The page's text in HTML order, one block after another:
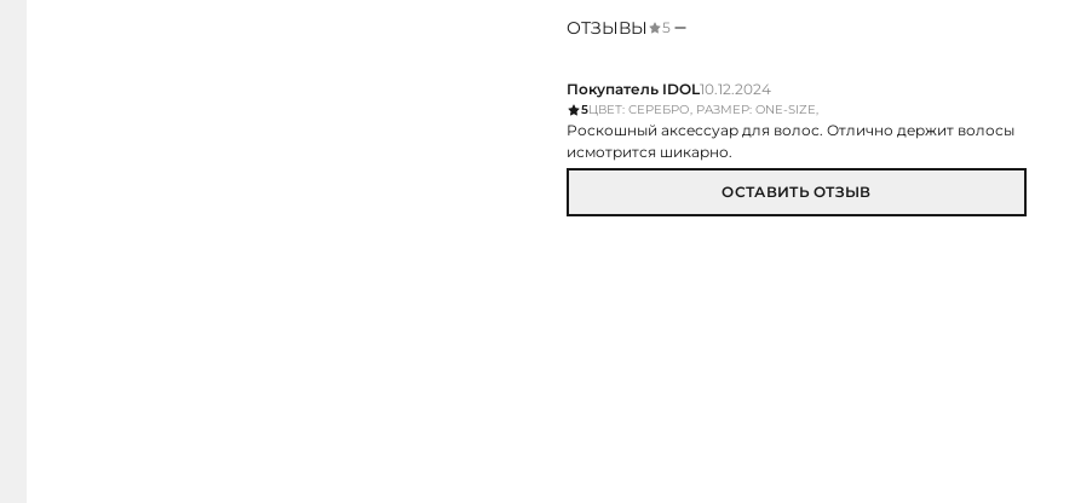
ОТЗЫВЫ 5
Покупатель IDOL10.12.2024
5ЦВЕТ: СЕРЕБРО, РАЗМЕР: ONE-SIZE,
Роскошный аксессуар для волос. Отлично держит волосы
исмотрится шикарно.
ОСТАВИТЬ ОТЗЫВ